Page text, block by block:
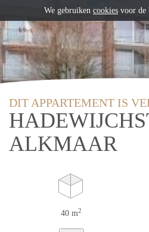
DIT APPARTEMENT IS
ALKMAAR
40 m2
We gebruiken cookies voor de